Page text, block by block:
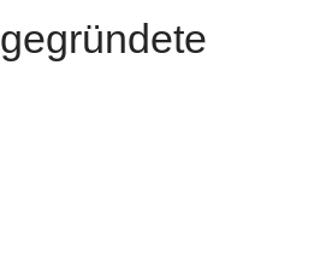
gegründete